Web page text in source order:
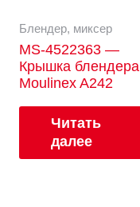
Блендер, миксер
MS-4522363 —
Крышка блендера
Moulinex A242
Читать
далее